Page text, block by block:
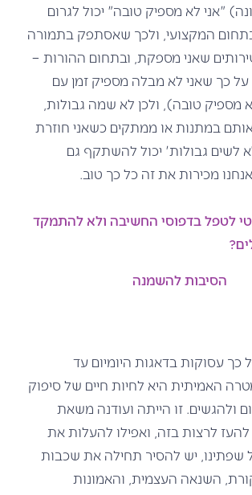
"אני לא מספיק טובה" יכול לגרום
המקצועי, ולכך שאסתפק בתמורה
שאני מספקת, ובתחום ההורות –
כך שאני לא מבלה מספיק זמן עם
מספיק טובה), ולכן לא שמה גבולות,
במתנות או ממתקים כשאני חוזרת
לשים גבולות' יכול להשתקף גם
מכירות את זה כל כך טוב.
לטפל בדפוסי החשיבה ולא להתמקד
הסיבות להשמנה
כך עסוקות בדאגות היומיום עד
האמיתית היא לחיות חיים של סיפוק
ולהגשים. זו הייתה ועודנה משאת
להעז לרצות בזה, ואפילו להעלות את
יש להסיר תחילה את שכבות
השנאה העצמית, והאמונות